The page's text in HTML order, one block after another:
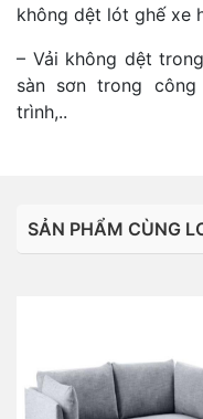
không dệt lót ghế xe
– Vải không dệt
sàn sơn trong
trình,..
SẢN PHẨM CÙNG